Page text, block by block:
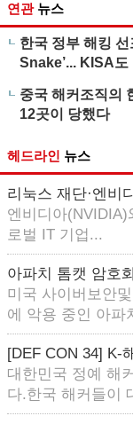
연관 뉴스
한국 정부 해킹
Snake’... KISA
중국 해커조직의
12곳이 당했다
헤드라인 뉴스
리눅스 재단·엔비
엔비디아
로벌 IT 기업...
아파치 톰캣 암호
미국 사이버보안
에 악용 중인 아파
[DEF CON 34] K-
대한민국 정예 해
다.한국 해커들이